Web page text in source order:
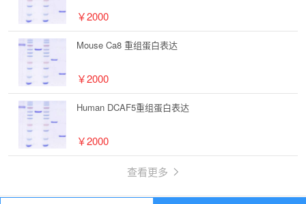
￥2000
Mouse Ca8 重组蛋白表达
￥2000
Human DCAF5重组蛋白表达
￥2000
查看更多